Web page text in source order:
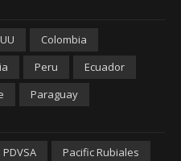
Colombia
Peru
Ecuador
Paraguay
PDVSA
Pacific Rubiales